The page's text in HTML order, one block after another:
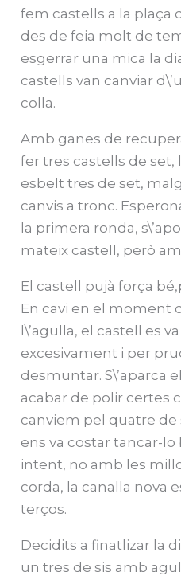
fem castells a la plaça
des de feia molt de
esgerrar una mica la
castells van canviar
colla.
Amb ganes de
fer tres castells de set,
esbelt tres de set,
canvis a tronc.
la primera ronda,
mateix castell, però
El castell pujà força
En cavi en el moment
l\’agulla, el castell es
excesivament i per
desmuntar. S\’aparca
acabar de polir certes
canviem pel quatre
ens va costar tancar-lo
intent, no amb les
corda, la canalla nova
terços.
Decidits a finatlizar la
un tres de sis amb